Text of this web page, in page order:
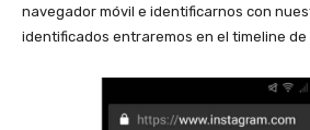
navegador móvil e identificarnos con
identificados entraremos en el timeline de